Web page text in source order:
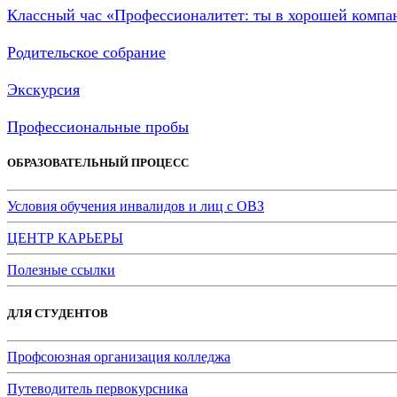
Классный час «Профессионалитет: ты в хорошей
Родительское собрание
Экскурсия
Профессиональные пробы
ОБРАЗОВАТЕЛЬНЫЙ ПРОЦЕСС
Условия обучения инвалидов и лиц с ОВЗ
ЦЕНТР КАРЬЕРЫ
Полезные ссылки
ДЛЯ СТУДЕНТОВ
Профсоюзная организация колледжа
Путеводитель первокурсника